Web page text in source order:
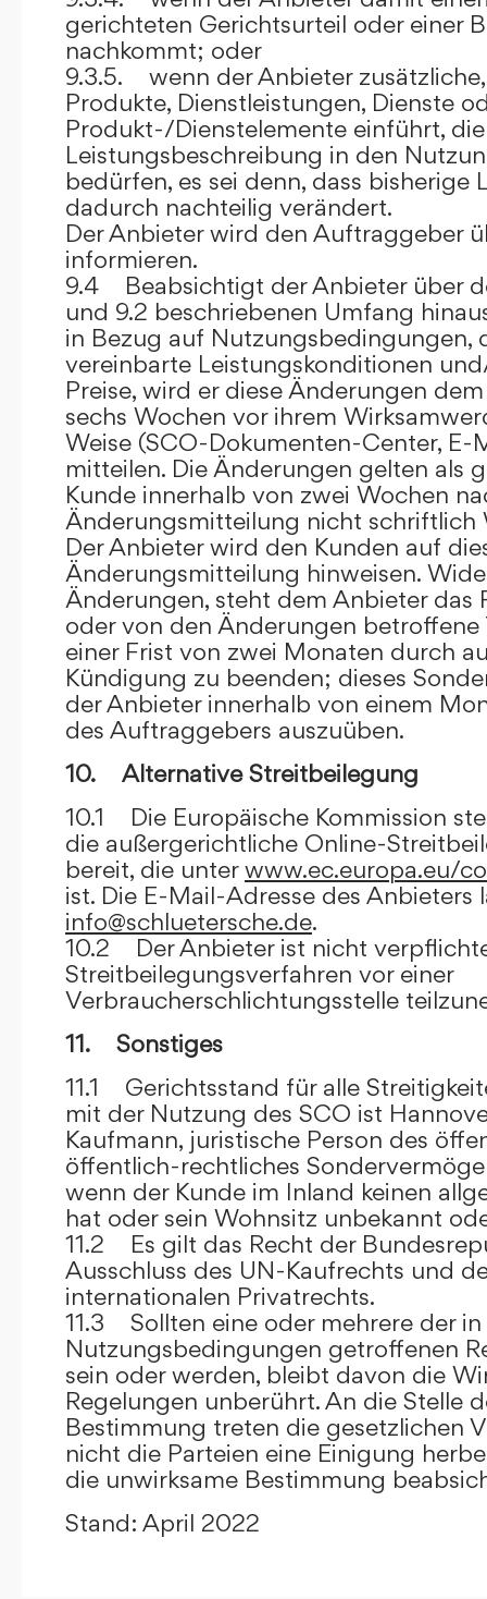
gerichteten Gerichtsurteil oder einer
nachkommt; oder
9.3.5. wenn der Anbieter
Produkte, Dienstleistungen, Dienste
Produkt-/Dienstelemente einführt,
Leistungsbeschreibung in den
bedürfen, es sei denn, dass bisherige
dadurch nachteilig verändert.
Der Anbieter wird den Auftraggeber
informieren.
9.4 Beabsichtigt der Anbieter über
und 9.2 beschriebenen Umfang
in Bezug auf Nutzungsbedingungen,
vereinbarte Leistungskonditionen
Preise, wird er diese Änderungen
sechs Wochen vor ihrem
Weise (SCO-Dokumenten-Center, E-
mitteilen. Die Änderungen gelten als
Kunde innerhalb von zwei Wochen
Änderungsmitteilung nicht schriftlich
Der Anbieter wird den Kunden auf
Änderungsmitteilung hinweisen.
Änderungen, steht dem Anbieter das
oder von den Änderungen betroffene
einer Frist von zwei Monaten durch
Kündigung zu beenden; dieses
der Anbieter innerhalb von einem
des Auftraggebers auszuüben.
10. Alternative Streitbeilegung
10.1 Die Europäische Kommission
die außergerichtliche Online-
bereit, die unterwww.ec.europa.eu/
ist. Die E-Mail-Adresse des Anbieters
info@schluetersche.de.
10.2 Der Anbieter ist nicht
Streitbeilegungsverfahren vor einer
Verbraucherschlichtungsstelle
11. Sonstiges
11.1 Gerichtsstand für alle
mit der Nutzung des SCO ist
Kaufmann, juristische Person des
öffentlich-rechtliches
wenn der Kunde im Inland keinen
hat oder sein Wohnsitz unbekannt
11.2 Es gilt das Recht der
Ausschluss des UN-Kaufrechts und
internationalen Privatrechts.
11.3 Sollten eine oder mehrere der in
Nutzungsbedingungen getroffenen
sein oder werden, bleibt davon die
Regelungen unberührt. An die Stelle
Bestimmung treten die gesetzlichen
nicht die Parteien eine Einigung
die unwirksame Bestimmung
Stand: April 2022